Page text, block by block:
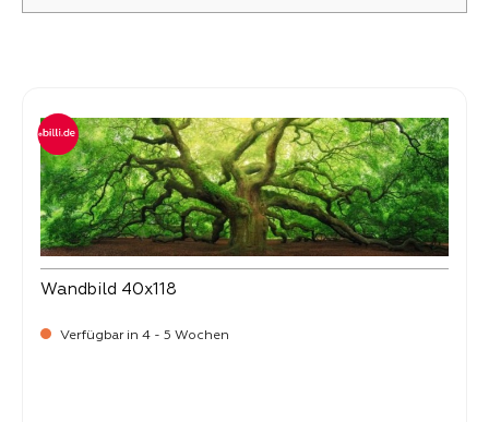
Wandbild 40x118
Verfügbar in 4 - 5 Wochen